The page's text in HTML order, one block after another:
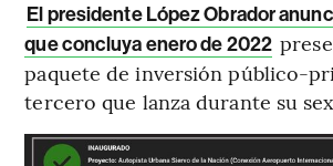
El presidente López Obrador
que concluya enero de 2022
paquete de inversión público-
tercero que lanza durante su